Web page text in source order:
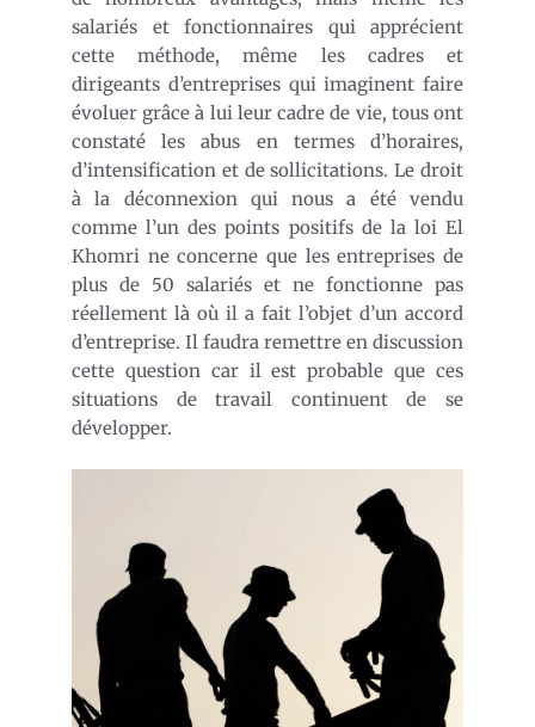
salariés et fonctionnaires qui apprécient
cette méthode, même les cadres et
dirigeants d’entreprises qui imaginent faire
évoluer grâce à lui leur cadre de vie, tous ont
constaté les abus en termes d’horaires,
d’intensification et de sollicitations. Le droit
à la déconnexion qui nous a été vendu
comme l’un des points positifs de la loi El
Khomri ne concerne que les entreprises de
plus de 50 salariés et ne fonctionne pas
réellement là où il a fait l’objet d’un accord
d’entreprise. Il faudra remettre en discussion
cette question car il est probable que ces
situations de travail continuent de se
développer.